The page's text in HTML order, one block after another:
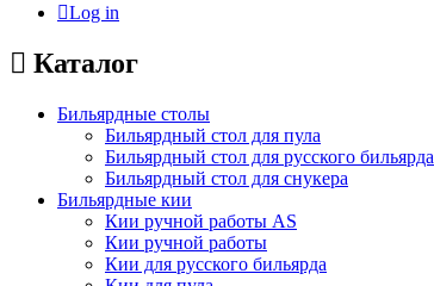
Log in
Каталог
Бильярдные столы
Бильярдный стол для пула
Бильярдный стол для русского бильярда
Бильярдный стол для снукера
Бильярдные кии
Кии ручной работы AS
Кии ручной работы
Кии для русского бильярда